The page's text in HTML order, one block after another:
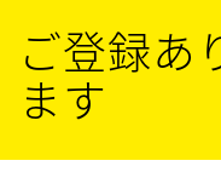
ご登録あ
ます